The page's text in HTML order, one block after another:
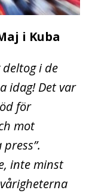
i Kuba
i de
idag! Det var
för
mot
inte minst